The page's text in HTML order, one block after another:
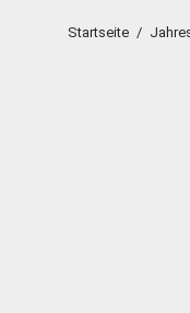
Startseite /